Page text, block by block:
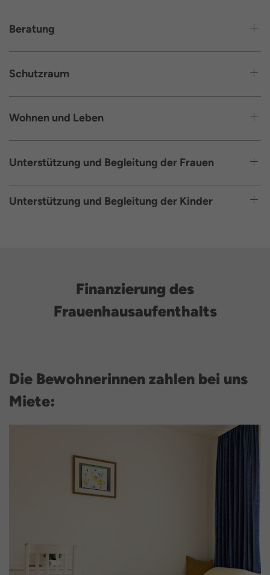
Beratung
Schutzraum
Wohnen und Leben
Unterstützung und Begleitung der Frauen
Unterstützung und Begleitung der Kinder
Finanzierung des
Frauenhausaufenthalts
Die Bewohnerinnen zahlen bei uns
Miete: